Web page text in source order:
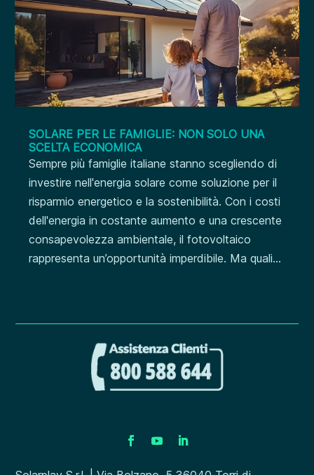
SOLARE PER LE FAMIGLIE: NON SOLO UNA
SCELTA ECONOMICA
Sempre più famiglie italiane stanno scegliendo di
investire nell'energia solare come soluzione per il
risparmio energetico e la sostenibilità. Con i costi
dell'energia in costante aumento e una crescente
consapevolezza ambientale, il fotovoltaico
rappresenta un’opportunità imperdibile. Ma quali...